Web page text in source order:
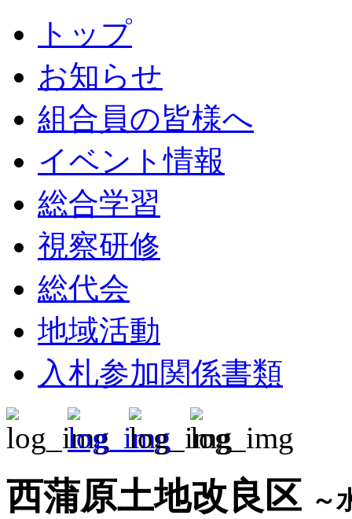
トップ
お知らせ
組合員の皆様へ
イベント情報
総合学習
視察研修
総代会
地域活動
入札参加関係書類
西蒲原土地改良区 ～